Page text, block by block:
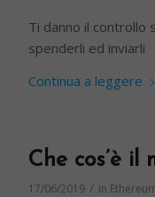
Ti danno il controllo
spenderli ed inviarli
Continua a leggere
Che cos’è il
17/06/2019 / in